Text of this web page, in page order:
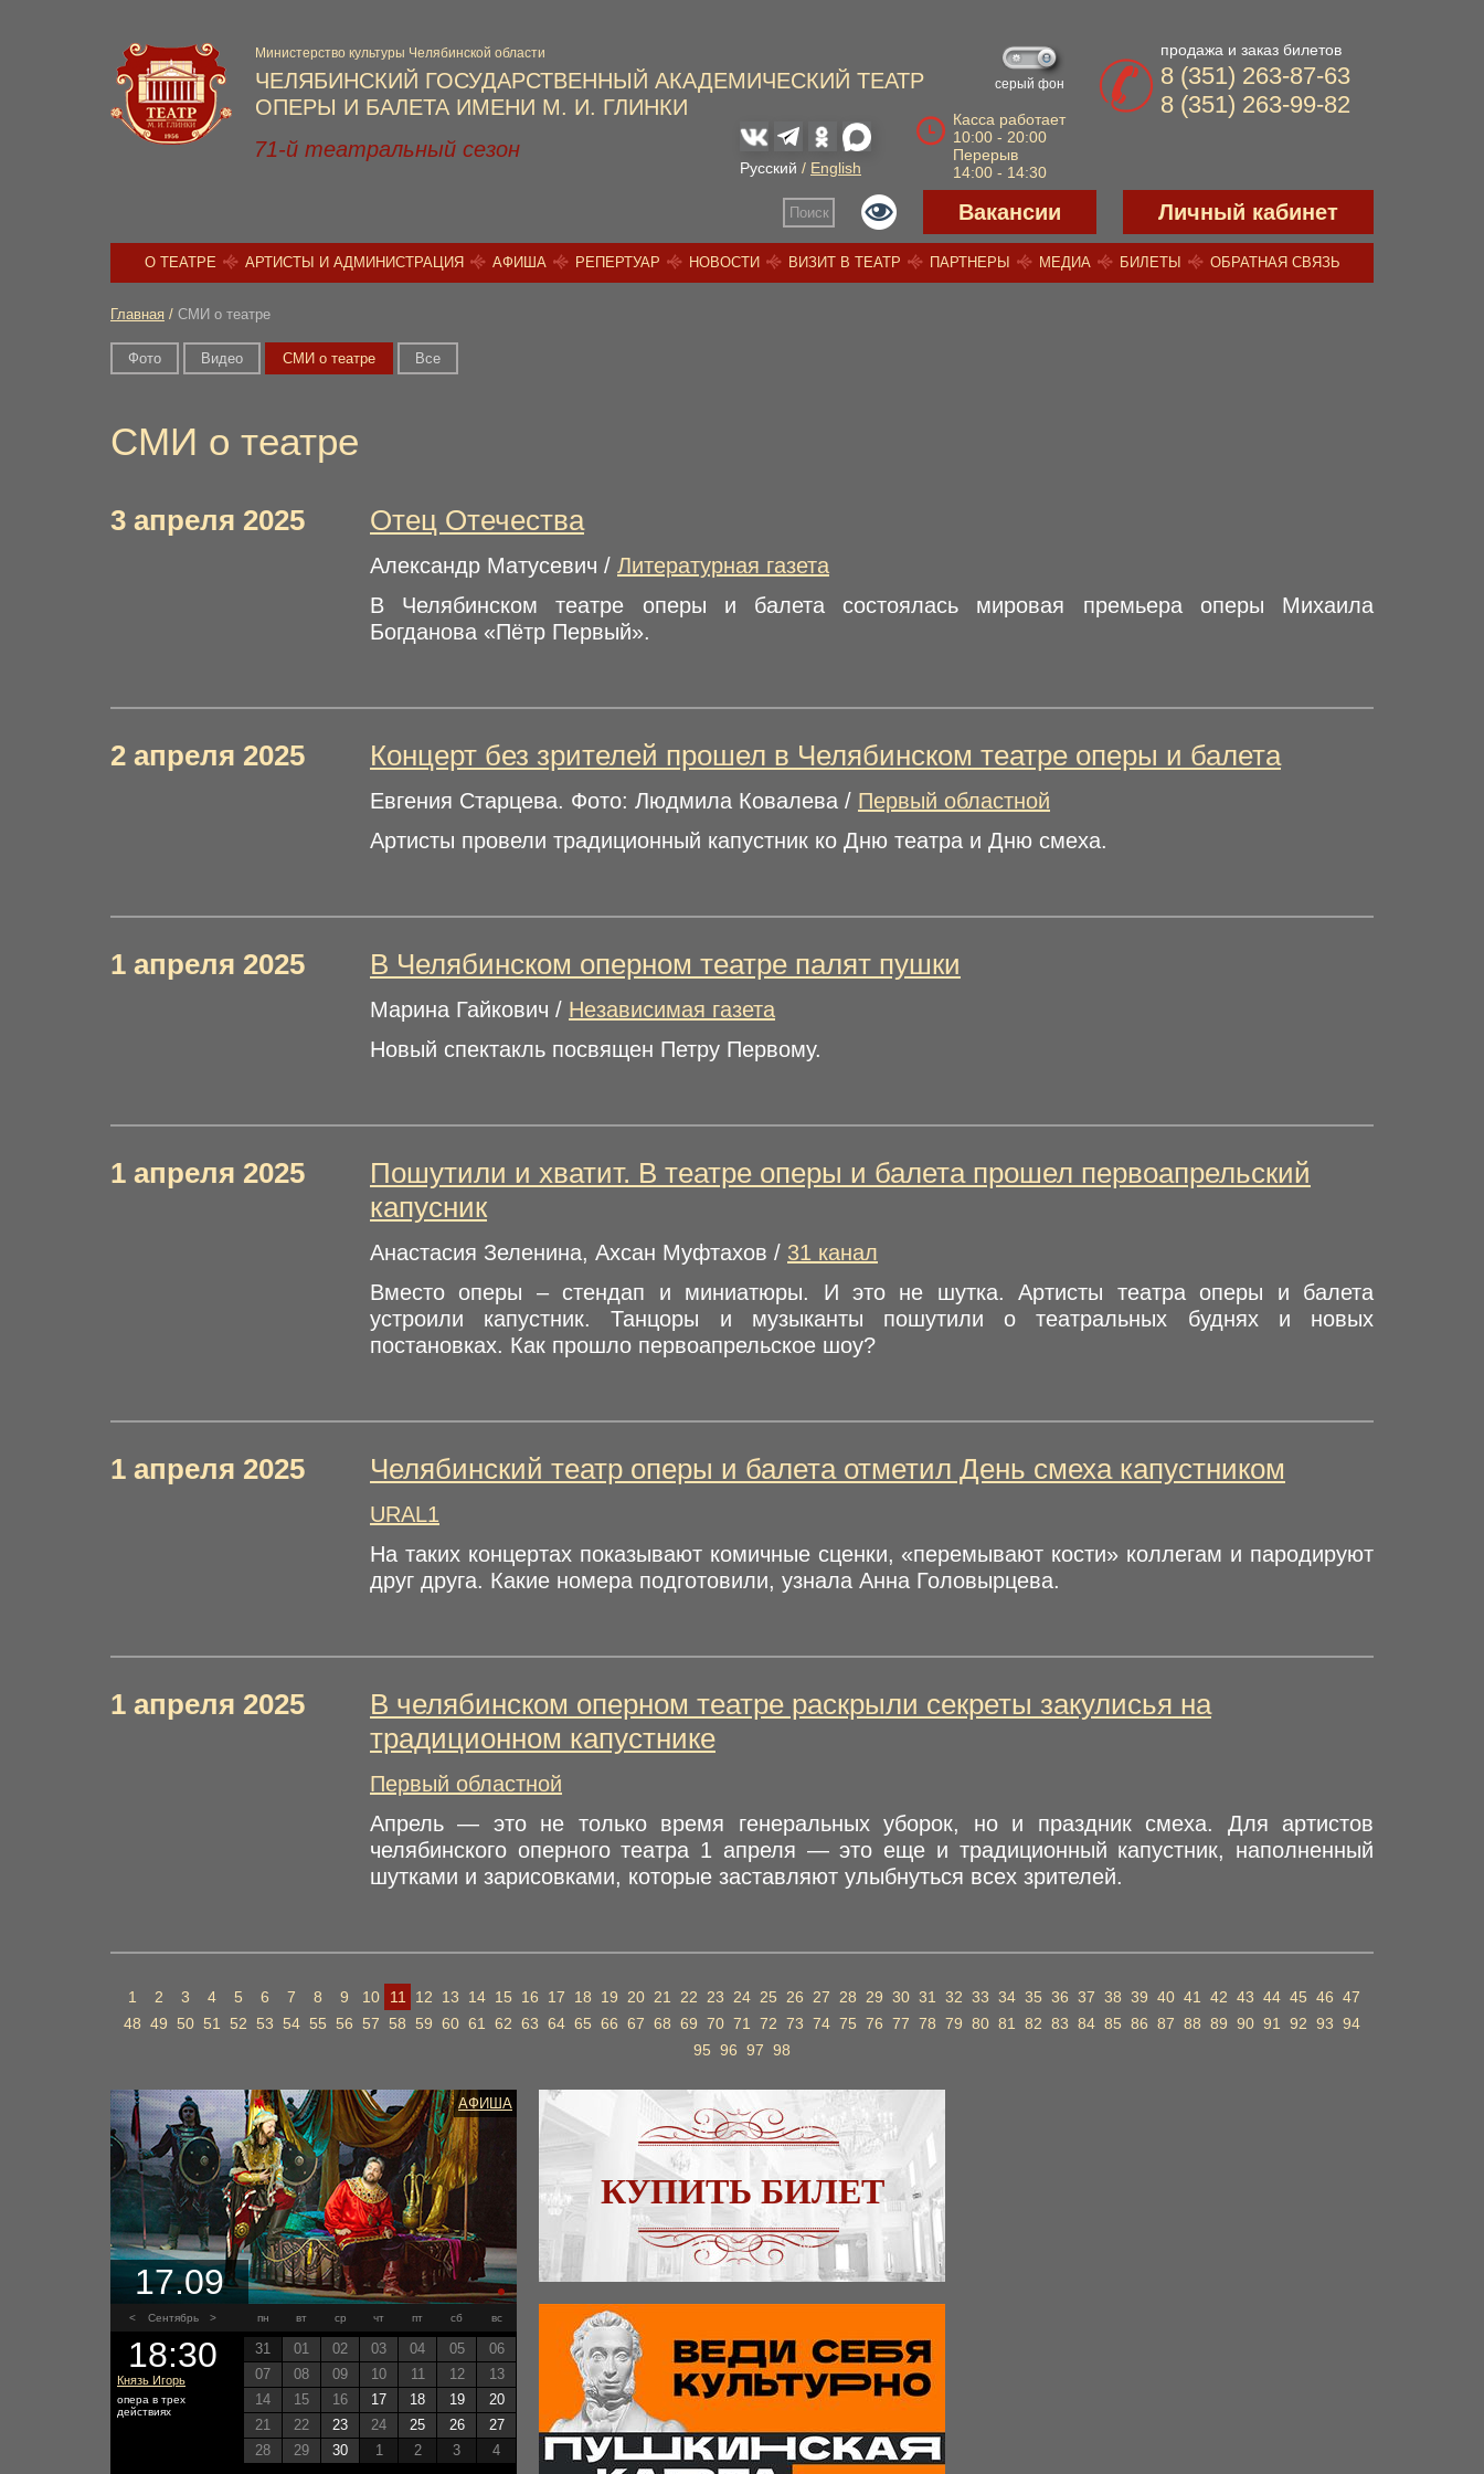
ЧЕЛЯБИНСКИЙ ГОСУДАРСТВЕННЫЙ АКАДЕМИЧЕСКИЙ ТЕАТР
ОПЕРЫ И БАЛЕТА ИМЕНИ М. И. ГЛИНКИ
Министерство культуры Челябинской области
серый фон
Касса работает
10:00 - 20:00
Перерыв
14:00 - 14:30
Русский / English
продажа и заказ билетов
8 (351) 263-87-63
8 (351) 263-99-82
71-й театральный сезон
Поиск Вакансии Личный кабинет
О ТЕАТРЕ АРТИСТЫ И АДМИНИСТРАЦИЯ АФИША РЕПЕРТУАР НОВОСТИ ВИЗИТ В ТЕАТР ПАРТНЕРЫ МЕДИА БИЛЕТЫ ОБРАТНАЯ СВЯЗЬ
Главная / СМИ о театре
Фото Видео СМИ о театре Вce
СМИ о театре
3 апреля 2025 Отец Отечества
Александр Матусевич / Литературная газета
В Челябинском театре оперы и балета состоялась мировая премьера оперы Михаила
Богданова «Пётр Первый».
2 апреля 2025 Концерт без зрителей прошел в Челябинском театре оперы и балета
Евгения Старцева. Фото: Людмила Ковалева / Первый областной
Артисты провели традиционный капустник ко Дню театра и Дню смеха.
1 апреля 2025 В Челябинском оперном театре палят пушки
Марина Гайкович / Независимая газета
Новый спектакль посвящен Петру Первому.
1 апреля 2025
Пошутили и хватит. В театре оперы и балета прошел первоапрельский
капусник
Анастасия Зеленина, Ахсан Муфтахов / 31 канал
Вместо оперы – стендап и миниатюры. И это не шутка. Артисты театра оперы и балета
устроили капустник. Танцоры и музыканты пошутили о театральных буднях и новых
постановках. Как прошло первоапрельское шоу?
1 апреля 2025 Челябинский театр оперы и балета отметил День смеха капустником
URAL1
На таких концертах показывают комичные сценки, «перемывают кости» коллегам и пародируют
друг друга. Какие номера подготовили, узнала Анна Головырцева.
1 апреля 2025
В челябинском оперном театре раскрыли секреты закулисья на
традиционном капустнике
Первый областной
Апрель — это не только время генеральных уборок, но и праздник смеха. Для артистов
челябинского оперного театра 1 апреля — это еще и традиционный капустник, наполненный
шутками и зарисовками, которые заставляют улыбнуться всех зрителей.
1 2 3 4 5 6 7 8 9 10 11 12 13 14 15 16 17 18 19 20 21 22 23 24 25 26 27 28 29 30 31 32 33 34 35 36 37 38 39 40 41 42 43 44 45 46 47
48 49 50 51 52 53 54 55 56 57 58 59 60 61 62 63 64 65 66 67 68 69 70 71 72 73 74 75 76 77 78 79 80 81 82 83 84 85 86 87 88 89 90 91 92 93 94
95 96 97 98
АФИША
< Сентябрь > пн вт ср чт пт сб вс
31 01 02 03 04 05
06
07
08 09 10 11 12
13
14
15 16 17 18 19
20
21
22 23 24 25 26
27
28
29 30 1 2 3 4
17.09
18:30
Князь Игорь
опера в трех
действиях
КУПИТЬ БИЛЕТ